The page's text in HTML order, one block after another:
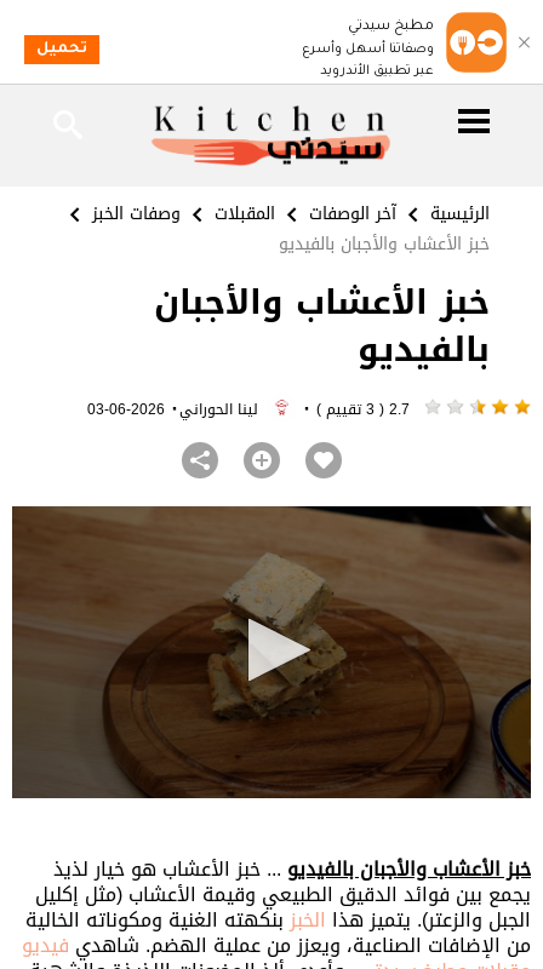
الرئيسية آخر الوصفات المقبلات
وصفات الخبز
خبز الأعشاب والأجبان بالفيديو
خبز الأعشاب والأجبان
بالفيديو
· لينا الحوراني·
2026-06-03
minute,
seconds
خبز الأعشاب والأجبان بالفيديو ... خبز الأعشاب هو خيار لذيذ
يجمع بين فوائد الدقيق الطبيعي وقيمة الأعشاب (مثل إكليل
الجبل والزعتر). يتميز هذا الخبزبنكهته الغنية ومكوناته الخالية
من الإضافات الصناعية، ويعزز من عملية الهضم. شاهدي فيديو
مطبخ سيدتي
وصفاتنا أسهل وأسرع
عبر تطبيق الأندرويد
تحميل